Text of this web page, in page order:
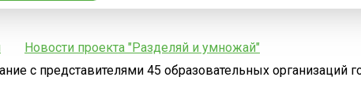
Новости проекта "Разделяй и умножай"
с представителями 45 образовательных организаций